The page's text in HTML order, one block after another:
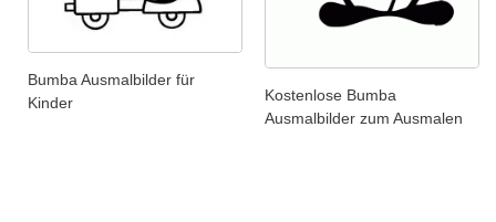
Bumba Ausmalbilder für
Kinder
Kostenlose Bumba
Ausmalbilder zum Ausmalen